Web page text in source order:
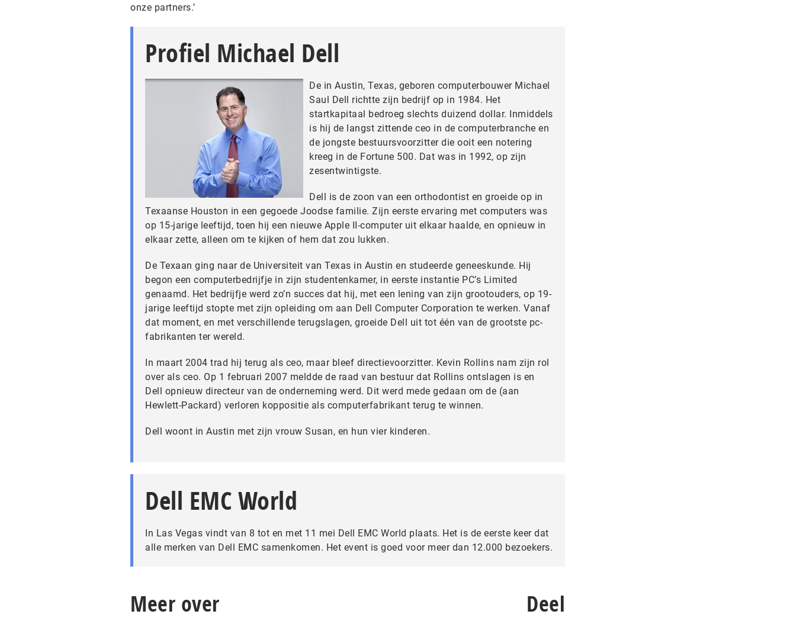
onze partners.’
Profiel Michael Dell
De in Austin, Texas, geboren computerbouwer Michael
Saul Dell richtte zijn bedrijf op in 1984. Het
startkapitaal bedroeg slechts duizend dollar. Inmiddels
is hij de langst zittende ceo in de computerbranche en
de jongste bestuursvoorzitter die ooit een notering
kreeg in de Fortune 500. Dat was in 1992, op zijn
zesentwintigste.
Dell is de zoon van een orthodontist en groeide op in
Texaanse Houston in een gegoede Joodse familie. Zijn eerste ervaring met computers was
op 15-jarige leeftijd, toen hij een nieuwe Apple II-computer uit elkaar haalde, en opnieuw in
elkaar zette, alleen om te kijken of hem dat zou lukken.
De Texaan ging naar de Universiteit van Texas in Austin en studeerde geneeskunde. Hij
begon een computerbedrijfje in zijn studentenkamer, in eerste instantie PC’s Limited
genaamd. Het bedrijfje werd zo’n succes dat hij, met een lening van zijn grootouders, op 19-
jarige leeftijd stopte met zijn opleiding om aan Dell Computer Corporation te werken. Vanaf
dat moment, en met verschillende terugslagen, groeide Dell uit tot één van de grootste pc-
fabrikanten ter wereld.
In maart 2004 trad hij terug als ceo, maar bleef directievoorzitter. Kevin Rollins nam zijn rol
over als ceo. Op 1 februari 2007 meldde de raad van bestuur dat Rollins ontslagen is en
Dell opnieuw directeur van de onderneming werd. Dit werd mede gedaan om de (aan
Hewlett-Packard) verloren koppositie als computerfabrikant terug te winnen.
Dell woont in Austin met zijn vrouw Susan, en hun vier kinderen.
Dell EMC World
In Las Vegas vindt van 8 tot en met 11 mei Dell EMC World plaats. Het is de eerste keer dat
alle merken van Dell EMC samenkomen. Het event is goed voor meer dan 12.000 bezoekers.
Meer over Deel